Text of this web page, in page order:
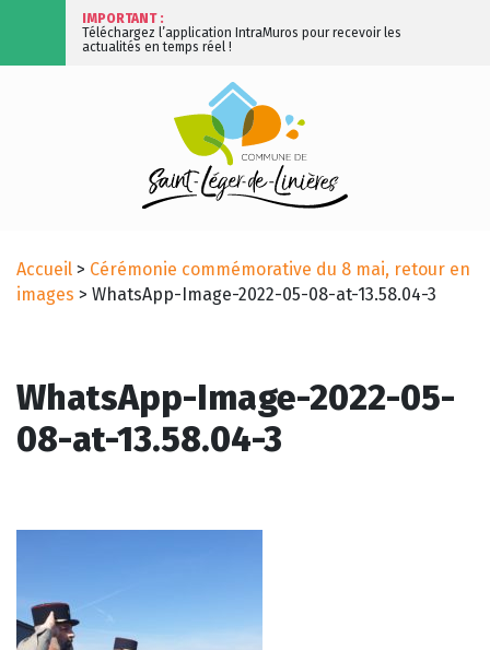
IMPORTANT :
Téléchargez l’application IntraMuros pour recevoir les
actualités en temps réel !
Accueil > Cérémonie commémorative du 8 mai, retour en
images > WhatsApp-Image-2022-05-08-at-13.58.04-3
WhatsApp-Image-2022-05-
08-at-13.58.04-3